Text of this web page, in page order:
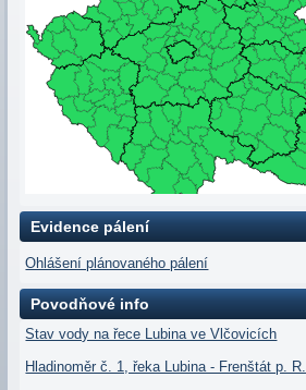
Evidence pálení
Ohlášení plánovaného pálení
Povodňové info
Stav vody na řece Lubina ve Vlčovicích
Hladinoměr č. 1, řeka Lubina - Frenštát p. R.